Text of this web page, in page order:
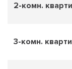
2-комн.
3-комн.